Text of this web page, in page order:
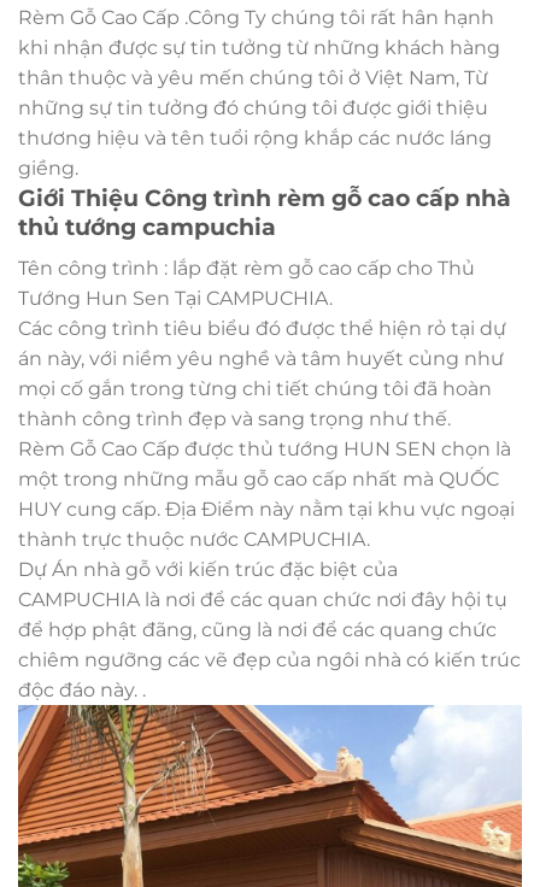
Rèm Gỗ Cao Cấp .Công Ty chúng tôi rất hân hạnh
khi nhận được sự tin tưởng từ những khách hàng
thân thuộc và yêu mến chúng tôi ở Việt Nam, Từ
những sự tin tưởng đó chúng tôi được giới thiệu
thương hiệu và tên tuổi rộng khắp các nước láng
giềng.
Giới Thiệu Công trình rèm gỗ cao cấp nhà
thủ tướng campuchia
Tên công trình : lắp đặt rèm gỗ cao cấp cho Thủ
Tướng Hun Sen Tại CAMPUCHIA.
Các công trình tiêu biểu đó được thể hiện rỏ tại dự
án này, với niềm yêu nghề và tâm huyết củng như
mọi cố gắn trong từng chi tiết chúng tôi đã hoàn
thành công trình đẹp và sang trọng như thế.
Rèm Gỗ Cao Cấp được thủ tướng HUN SEN chọn là
một trong những mẫu gỗ cao cấp nhất mà QUỐC
HUY cung cấp. Địa Điểm này nằm tại khu vực ngoại
thành trực thuộc nước CAMPUCHIA.
Dự Án nhà gỗ với kiến trúc đặc biệt của
CAMPUCHIA là nơi để các quan chức nơi đây hội tụ
để hợp phật đãng, cũng là nơi để các quang chức
chiêm ngưỡng các vẽ đẹp của ngôi nhà có kiến trúc
độc đáo này. .